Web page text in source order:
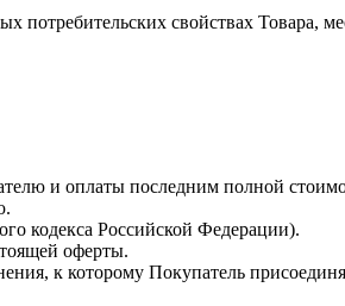
свойствах Товара,
и оплаты последним полной
кодекса Российской Федерации).
оферты.
к которому Покупатель